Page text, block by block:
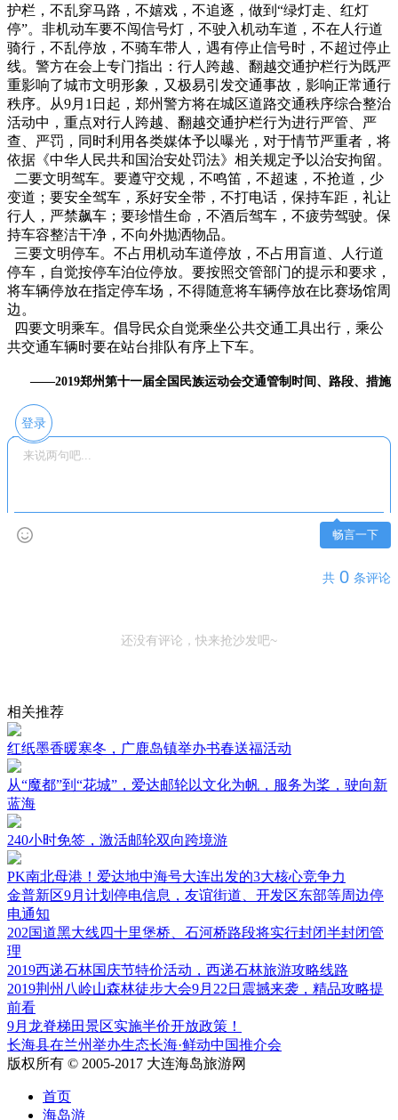
护栏，不乱穿马路，不嬉戏，不追逐，做到“绿灯走、红灯
停”。非机动车要不闯信号灯，不驶入机动车道，不在人行道
骑行，不乱停放，不骑车带人，遇有停止信号时，不超过停止
线。警方在会上专门指出：行人跨越、翻越交通护栏行为既严
重影响了城市文明形象，又极易引发交通事故，影响正常通行
秩序。从9月1日起，郑州警方将在城区道路交通秩序综合整治
活动中，重点对行人跨越、翻越交通护栏行为进行严管、严
查、严罚，同时利用各类媒体予以曝光，对于情节严重者，将
依据《中华人民共和国治安处罚法》相关规定予以治安拘留。
二要文明驾车。要遵守交规，不鸣笛，不超速，不抢道，少
变道；要安全驾车，系好安全带，不打电话，保持车距，礼让
行人，严禁飙车；要珍惜生命，不酒后驾车，不疲劳驾驶。保
持车容整洁干净，不向外抛洒物品。
三要文明停车。不占用机动车道停放，不占用盲道、人行道
停车，自觉按停车泊位停放。要按照交管部门的提示和要求，
将车辆停放在指定停车场，不得随意将车辆停放在比赛场馆周
边。
四要文明乘车。倡导民众自觉乘坐公共交通工具出行，乘公
共交通车辆时要在站台排队有序上下车。
——2019郑州第十一届全国民族运动会交通管制时间、路段、措施
登录
畅言一下
共 0 条评论
还没有评论，快来抢沙发吧~
相关推荐
红纸墨香暖寒冬，广鹿岛镇举办书春送福活动
从“魔都”到“花城”，爱达邮轮以文化为帆，服务为桨，驶向新
蓝海
240小时免签，激活邮轮双向跨境游
PK南北母港！爱达地中海号大连出发的3大核心竞争力
金普新区9月计划停电信息，友谊街道、开发区东部等周边停
电通知
202国道黑大线四十里堡桥、石河桥路段将实行封闭半封闭管
理
2019西递石林国庆节特价活动，西递石林旅游攻略线路
2019荆州八岭山森林徒步大会9月22日震撼来袭，精品攻略提
前看
9月龙脊梯田景区实施半价开放政策！
长海县在兰州举办生态长海·鲜动中国推介会
版权所有 © 2005-2017 大连海岛旅游网
首页
海岛游